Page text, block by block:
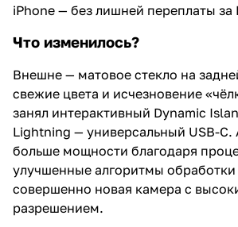
iPhone — без лишней переплаты за
Что изменилось?
Внешне — матовое стекло на
свежие цвета и исчезновение
занял интерактивный Dynamic
Lightning — универсальный USB-
больше мощности благодаря
улучшенные алгоритмы
совершенно новая камера с
разрешением.